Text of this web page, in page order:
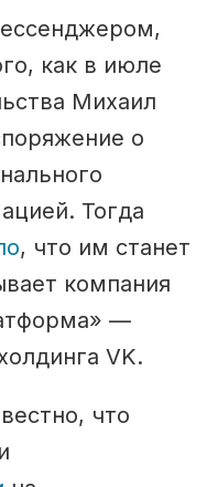
как в июле
Михаил
о
Тогда
, что им станет
компания
—
VK.
что